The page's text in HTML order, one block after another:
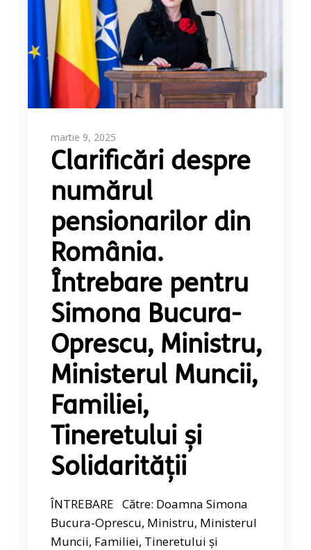
martie 9, 2025
Clarificări despre
numărul
pensionarilor din
România.
Întrebare pentru
Simona Bucura-
Oprescu, Ministru,
Ministerul Muncii,
Familiei,
Tineretului și
Solidarității
ÎNTREBARE Către: Doamna Simona
Bucura-Oprescu, Ministru, Ministerul
Muncii, Familiei, Tineretului și